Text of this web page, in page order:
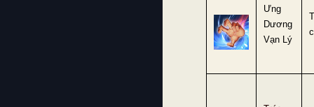
Ưng
Dương
Vạn Lý